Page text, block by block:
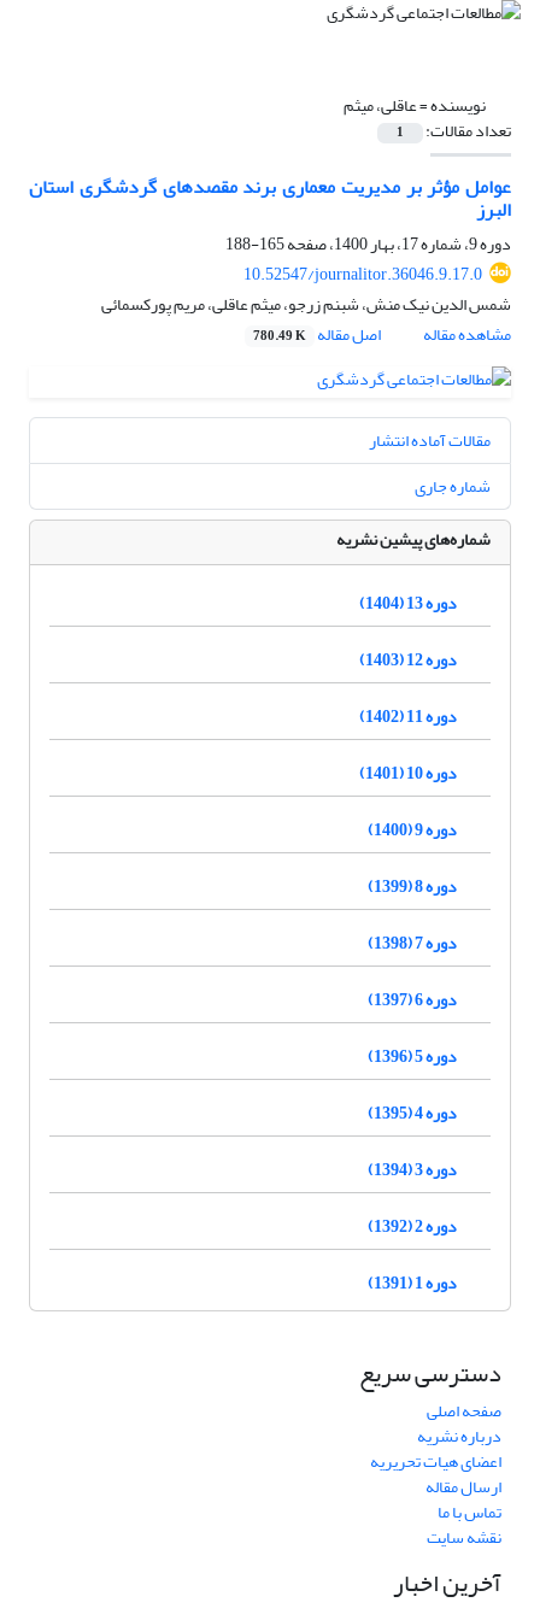
نویسنده =عاقلی، میثم
تعداد مقالات: 1
عوامل مؤثر بر مدیریت معماری برند مقصدهای گردشگری استان
البرز
دوره 9، شماره 17، بهار 1400، صفحه
165-188
10.52547/journalitor.36046.9.17.0
شمس الدین نیک منش، شبنم زرجو، میثم عاقلی، مریم پورکسمائی
مشاهده مقاله
اصل مقاله 780.49 K
مقالات آماده انتشار
شماره جاری
شماره‌های پیشین نشریه
دوره 13 (1404)
دوره 12 (1403)
دوره 11 (1402)
دوره 10 (1401)
دوره 9 (1400)
دوره 8 (1399)
دوره 7 (1398)
دوره 6 (1397)
دوره 5 (1396)
دوره 4 (1395)
دوره 3 (1394)
دوره 2 (1392)
دوره 1 (1391)
دسترسی سریع
صفحه اصلی
درباره نشریه
اعضای هیات تحریریه
ارسال مقاله
تماس با ما
نقشه سایت
آخرین اخبار